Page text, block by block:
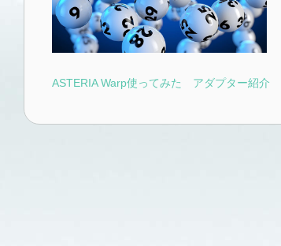
ASTERIA Warp使ってみた アダプター紹介